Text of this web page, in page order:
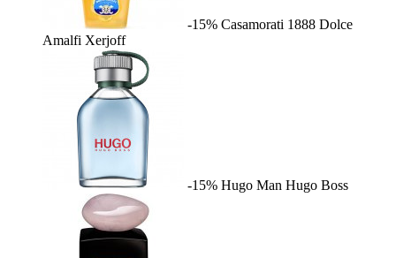
-15% Casamorati 1888 Dolce
Amalfi Xerjoff
-15% Hugo Man Hugo Boss